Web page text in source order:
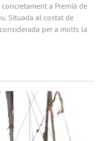
a Premià de
Situada al costat de
per a molts la